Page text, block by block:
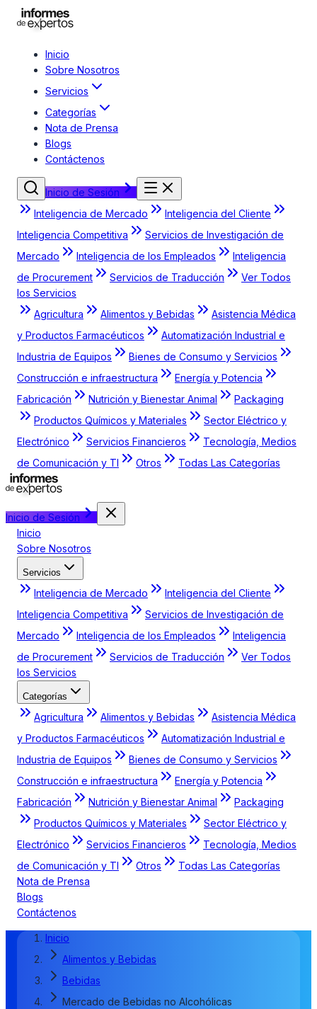
Inicio
Sobre Nosotros
Servicios
Categorías
Nota de Prensa
Blogs
Contáctenos
Inicio de Sesión
Inteligencia de Mercado
Inteligencia del Cliente
Inteligencia Competitiva
Servicios de Investigación de
Mercado
Inteligencia de los Empleados
Inteligencia
de Procurement
Servicios de Traducción
Ver Todos
los Servicios
Agricultura
Alimentos y Bebidas
Asistencia Médica
y Productos Farmacéuticos
Automatización Industrial e
Industria de Equipos
Bienes de Consumo y Servicios
Construcción e infraestructura
Energía y Potencia
Fabricación
Nutrición y Bienestar Animal
Packaging
Productos Químicos y Materiales
Sector Eléctrico y
Electrónico
Servicios Financieros
Tecnología, Medios
de Comunicación y TI
Otros Todas Las Categorías
Inicio de Sesión
Inicio
Sobre Nosotros
Servicios
Inteligencia de Mercado
Inteligencia del Cliente
Inteligencia Competitiva
Servicios de Investigación de
Mercado
Inteligencia de los Empleados
Inteligencia
de Procurement
Servicios de Traducción
Ver Todos
los Servicios
Categorías
Agricultura Alimentos y Bebidas
Asistencia Médica
y Productos Farmacéuticos
Automatización Industrial e
Industria de Equipos
Bienes de Consumo y Servicios
Construcción e infraestructura
Energía y Potencia
Fabricación
Nutrición y Bienestar Animal
Packaging
Productos Químicos y Materiales
Sector Eléctrico y
Electrónico
Servicios Financieros
Tecnología, Medios
de Comunicación y TI
Otros
Todas Las Categorías
Nota de Prensa
Blogs
Contáctenos
Inicio
Alimentos y Bebidas
Bebidas
Mercado de Bebidas no Alcohólicas